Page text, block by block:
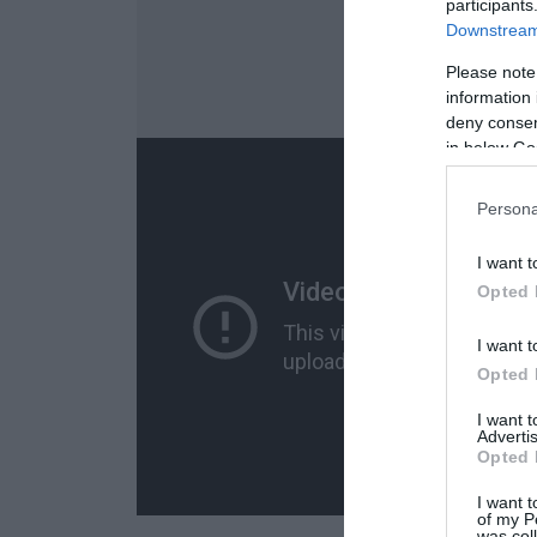
Please
information
deny
in below
I want
Opted
I want
Opted
I want
Opted
I want
of my